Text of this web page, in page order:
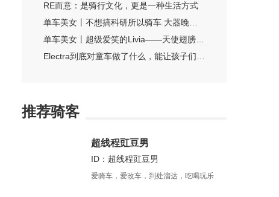
RE而意：是骑行文化，更是一种生活方式
推荐骑客
超线程豇豆男
ID：超线程豇豆男
爱骑车，爱改车，到处溜达，吃喝玩乐